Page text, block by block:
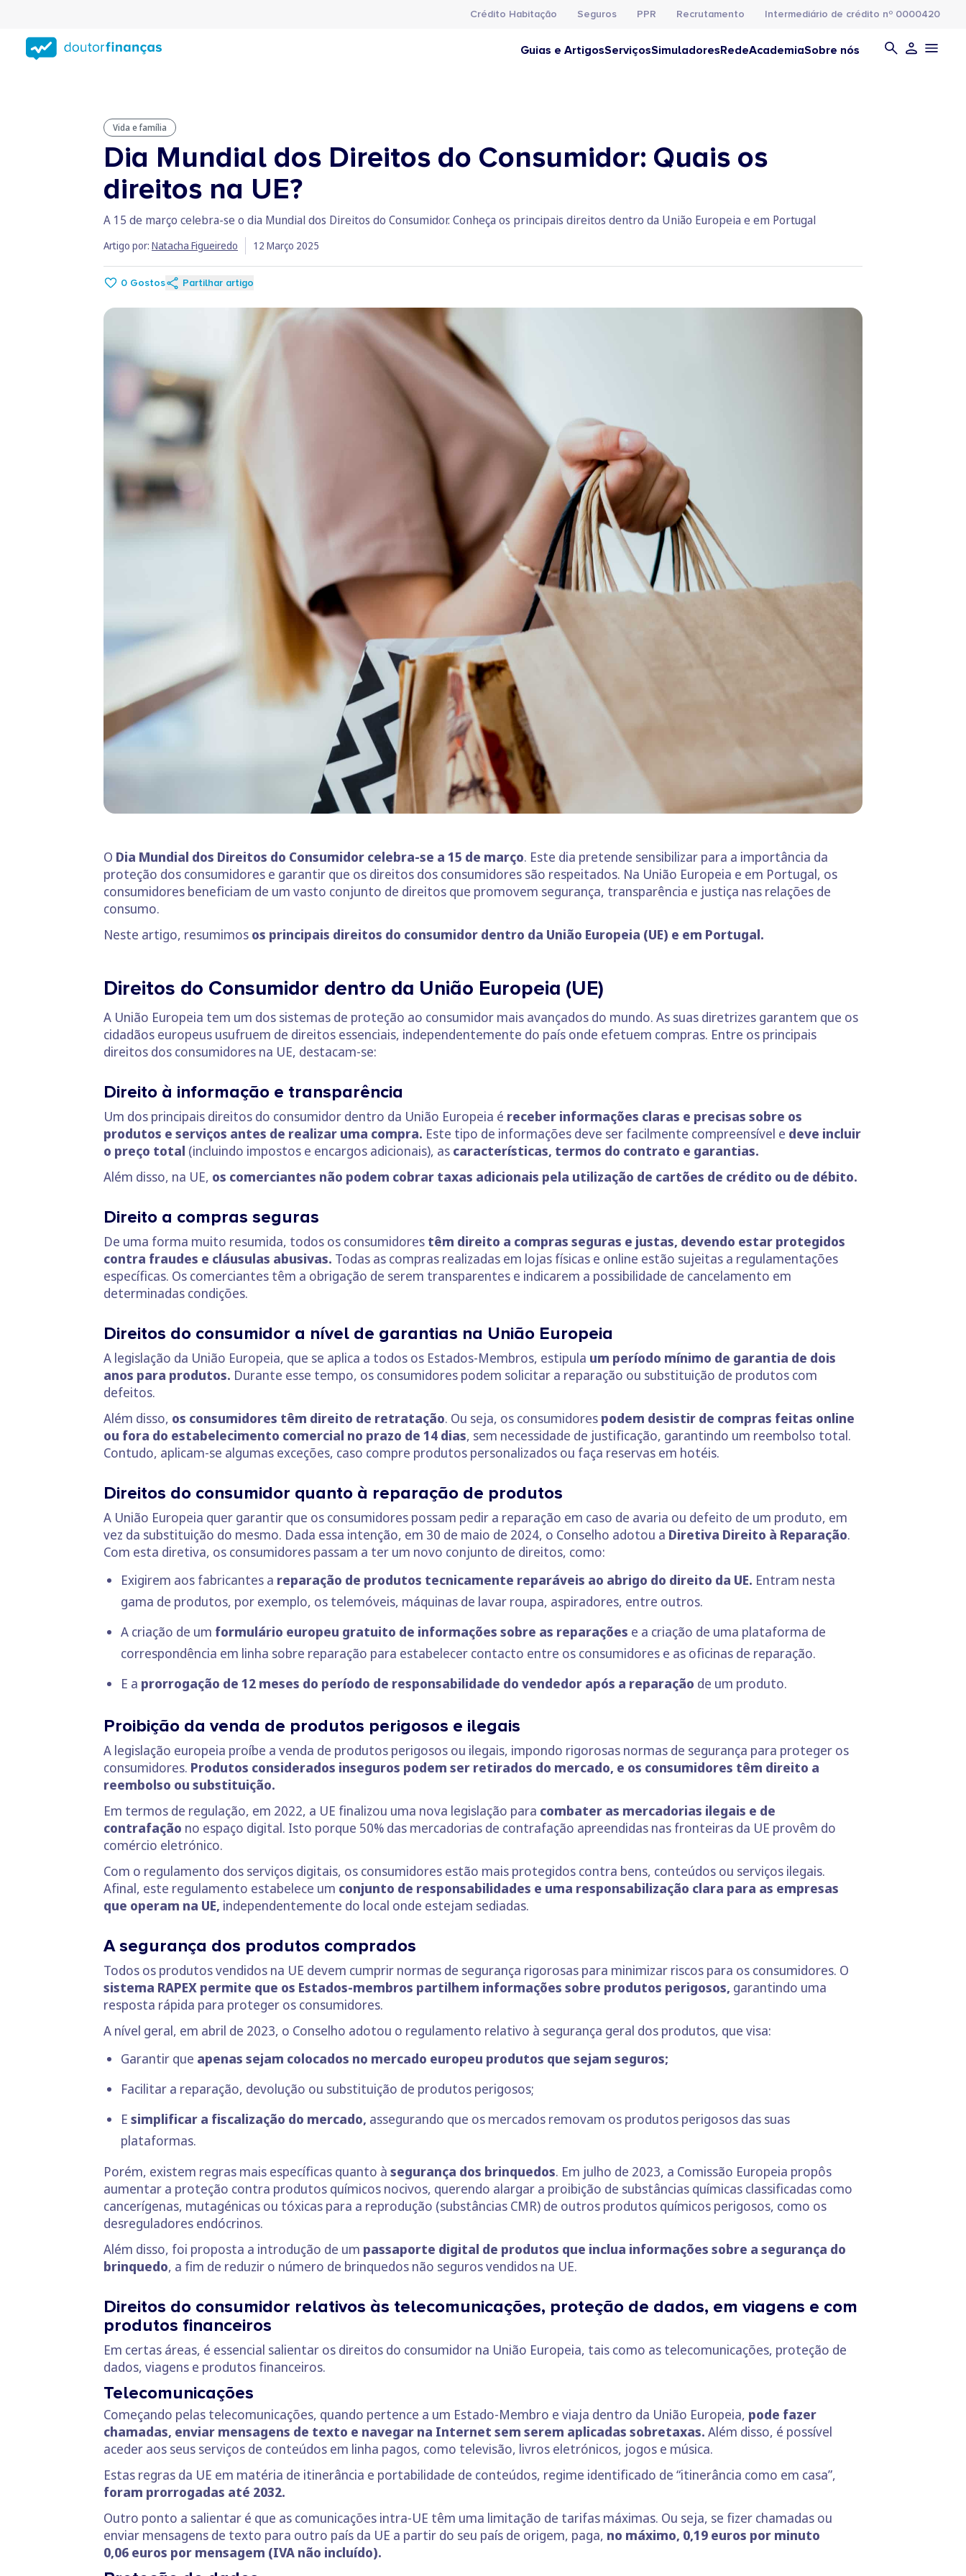
conteúdo
principal
Crédito Habitação Seguros PPR Recrutamento Intermediário de crédito nº 0000420
Guias e ArtigosServiçosSimuladoresRedeAcademiaSobre nós
Vida e família
Dia Mundial dos Direitos do Consumidor: Quais os
direitos na UE?
A 15 de março celebra-se o dia Mundial dos Direitos do Consumidor. Conheça os principais direitos dentro da União Europeia e em Portugal
Artigo por: Natacha Figueiredo 12 Março 2025
0 Gostos Partilhar artigo
O Dia Mundial dos Direitos do Consumidor celebra-se a 15 de março. Este dia pretende sensibilizar para a importância da
proteção dos consumidores e garantir que os direitos dos consumidores são respeitados. Na União Europeia e em Portugal, os
consumidores beneficiam de um vasto conjunto de direitos que promovem segurança, transparência e justiça nas relações de
consumo.
Neste artigo, resumimos os principais direitos do consumidor dentro da União Europeia (UE) e em Portugal.
Direitos do Consumidor dentro da União Europeia (UE)
A União Europeia tem um dos sistemas de proteção ao consumidor mais avançados do mundo. As suas diretrizes garantem que os
cidadãos europeus usufruem de direitos essenciais, independentemente do país onde efetuem compras. Entre os principais
direitos dos consumidores na UE, destacam-se:
Direito à informação e transparência
Um dos principais direitos do consumidor dentro da União Europeia é receber informações claras e precisas sobre os
produtos e serviços antes de realizar uma compra. Este tipo de informações deve ser facilmente compreensível e deve incluir
o preço total (incluindo impostos e encargos adicionais), as características, termos do contrato e garantias.
Além disso, na UE, os comerciantes não podem cobrar taxas adicionais pela utilização de cartões de crédito ou de débito.
Direito a compras seguras
De uma forma muito resumida, todos os consumidores têm direito a compras seguras e justas, devendo estar protegidos
contra fraudes e cláusulas abusivas. Todas as compras realizadas em lojas físicas e online estão sujeitas a regulamentações
específicas. Os comerciantes têm a obrigação de serem transparentes e indicarem a possibilidade de cancelamento em
determinadas condições.
Direitos do consumidor a nível de garantias na União Europeia
A legislação da União Europeia, que se aplica a todos os Estados-Membros, estipula um período mínimo de garantia de dois
anos para produtos. Durante esse tempo, os consumidores podem solicitar a reparação ou substituição de produtos com
defeitos.
Além disso, os consumidores têm direito de retratação. Ou seja, os consumidores podem desistir de compras feitas online
ou fora do estabelecimento comercial no prazo de 14 dias, sem necessidade de justificação, garantindo um reembolso total.
Contudo, aplicam-se algumas exceções, caso compre produtos personalizados ou faça reservas em hotéis.
Direitos do consumidor quanto à reparação de produtos
A União Europeia quer garantir que os consumidores possam pedir a reparação em caso de avaria ou defeito de um produto, em
vez da substituição do mesmo. Dada essa intenção, em 30 de maio de 2024, o Conselho adotou a Diretiva Direito à Reparação.
Com esta diretiva, os consumidores passam a ter um novo conjunto de direitos, como:
Exigirem aos fabricantes a reparação de produtos tecnicamente reparáveis ao abrigo do direito da UE. Entram nesta
gama de produtos, por exemplo, os telemóveis, máquinas de lavar roupa, aspiradores, entre outros.
A criação de um formulário europeu gratuito de informações sobre as reparações e a criação de uma plataforma de
correspondência em linha sobre reparação para estabelecer contacto entre os consumidores e as oficinas de reparação.
E a prorrogação de 12 meses do período de responsabilidade do vendedor após a reparação de um produto.
Proibição da venda de produtos perigosos e ilegais
A legislação europeia proíbe a venda de produtos perigosos ou ilegais, impondo rigorosas normas de segurança para proteger os
consumidores. Produtos considerados inseguros podem ser retirados do mercado, e os consumidores têm direito a
reembolso ou substituição.
Em termos de regulação, em 2022, a UE finalizou uma nova legislação para combater as mercadorias ilegais e de
contrafação no espaço digital. Isto porque 50% das mercadorias de contrafação apreendidas nas fronteiras da UE provêm do
comércio eletrónico.
Com o regulamento dos serviços digitais, os consumidores estão mais protegidos contra bens, conteúdos ou serviços ilegais.
Afinal, este regulamento estabelece um conjunto de responsabilidades e uma responsabilização clara para as empresas
que operam na UE, independentemente do local onde estejam sediadas.
A segurança dos produtos comprados
Todos os produtos vendidos na UE devem cumprir normas de segurança rigorosas para minimizar riscos para os consumidores. O
sistema RAPEX permite que os Estados-membros partilhem informações sobre produtos perigosos, garantindo uma
resposta rápida para proteger os consumidores.
A nível geral, em abril de 2023, o Conselho adotou o regulamento relativo à segurança geral dos produtos, que visa:
Garantir que apenas sejam colocados no mercado europeu produtos que sejam seguros;
Facilitar a reparação, devolução ou substituição de produtos perigosos;
E simplificar a fiscalização do mercado, assegurando que os mercados removam os produtos perigosos das suas
plataformas.
Porém, existem regras mais específicas quanto à segurança dos brinquedos. Em julho de 2023, a Comissão Europeia propôs
aumentar a proteção contra produtos químicos nocivos, querendo alargar a proibição de substâncias químicas classificadas como
cancerígenas, mutagénicas ou tóxicas para a reprodução (substâncias CMR) de outros produtos químicos perigosos, como os
desreguladores endócrinos.
Além disso, foi proposta a introdução de um passaporte digital de produtos que inclua informações sobre a segurança do
brinquedo, a fim de reduzir o número de brinquedos não seguros vendidos na UE.
Direitos do consumidor relativos às telecomunicações, proteção de dados, em viagens e com
produtos financeiros
Em certas áreas, é essencial salientar os direitos do consumidor na União Europeia, tais como as telecomunicações, proteção de
dados, viagens e produtos financeiros.
Telecomunicações
Começando pelas telecomunicações, quando pertence a um Estado-Membro e viaja dentro da União Europeia, pode fazer
chamadas, enviar mensagens de texto e navegar na Internet sem serem aplicadas sobretaxas. Além disso, é possível
aceder aos seus serviços de conteúdos em linha pagos, como televisão, livros eletrónicos, jogos e música.
Estas regras da UE em matéria de itinerância e portabilidade de conteúdos, regime identificado de “itinerância como em casa”,
foram prorrogadas até 2032.
Outro ponto a salientar é que as comunicações intra-UE têm uma limitação de tarifas máximas. Ou seja, se fizer chamadas ou
enviar mensagens de texto para outro país da UE a partir do seu país de origem, paga, no máximo, 0,19 euros por minuto
0,06 euros por mensagem (IVA não incluído).